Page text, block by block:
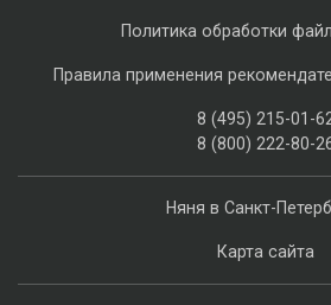
Няня в Санкт-
Карта сайта
Политика обработки
Правила применения
8 (495) 215-01-
8 (800) 222-80-